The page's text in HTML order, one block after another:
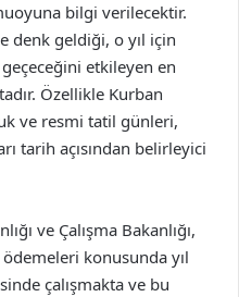
bilgi verilecektir.
denk geldiği, o yıl için
etkileyen en
Özellikle Kurban
ve resmi tatil günleri,
tarih açısından belirleyici
ve Çalışma Bakanlığı,
konusunda yıl
çalışmakta ve bu